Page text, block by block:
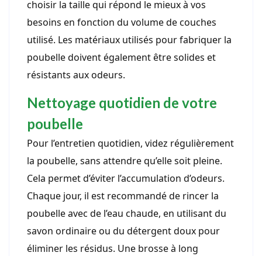
choisir la taille qui répond le mieux à vos
besoins en fonction du volume de couches
utilisé. Les matériaux utilisés pour fabriquer la
poubelle doivent également être solides et
résistants aux odeurs.
Nettoyage quotidien de votre
poubelle
Pour l’entretien quotidien, videz régulièrement
la poubelle, sans attendre qu’elle soit pleine.
Cela permet d’éviter l’accumulation d’odeurs.
Chaque jour, il est recommandé de rincer la
poubelle avec de l’eau chaude, en utilisant du
savon ordinaire ou du détergent doux pour
éliminer les résidus. Une brosse à long